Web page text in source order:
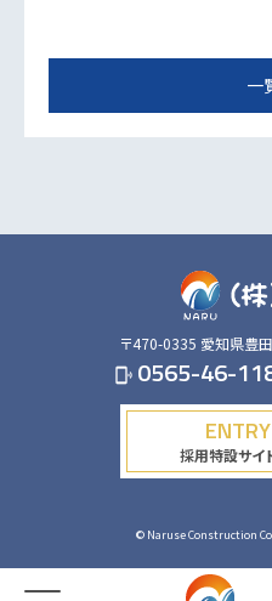
一
〒470-0335 愛知県豊
phonelink_ring 0565-46-
ENTRY
採用特設サイ
© Naruse Construction